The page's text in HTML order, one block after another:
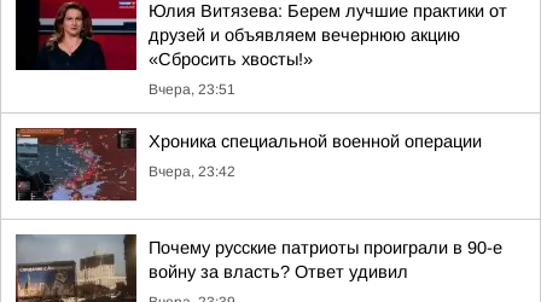
Юлия Витязева: Берем лучшие практики от
друзей и объявляем вечернюю акцию
«Сбросить хвосты!»
Вчера, 23:51
Хроника специальной военной операции
Вчера, 23:42
Почему русские патриоты проиграли в 90-е
войну за власть? Ответ удивил